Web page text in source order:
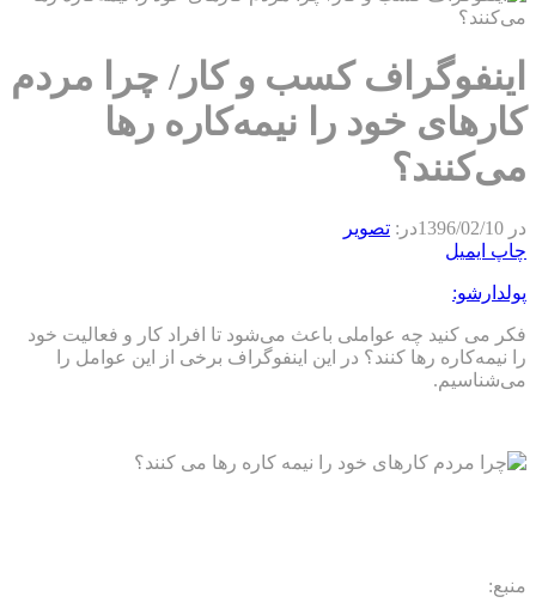
اینفوگراف کسب و کار/ چرا مردم
کارهای خود را نیمه‌کاره رها
می‌کنند؟
در 1396/02/10در: تصویر
چاپ ایمیل
پولدارشو:
فکر می کنید چه عواملی باعث می‌شود تا افراد کار و فعالیت خود
را نیمه‌کاره رها کنند؟ در این اینفوگراف برخی از این عوامل را
می‌شناسیم.
منبع: